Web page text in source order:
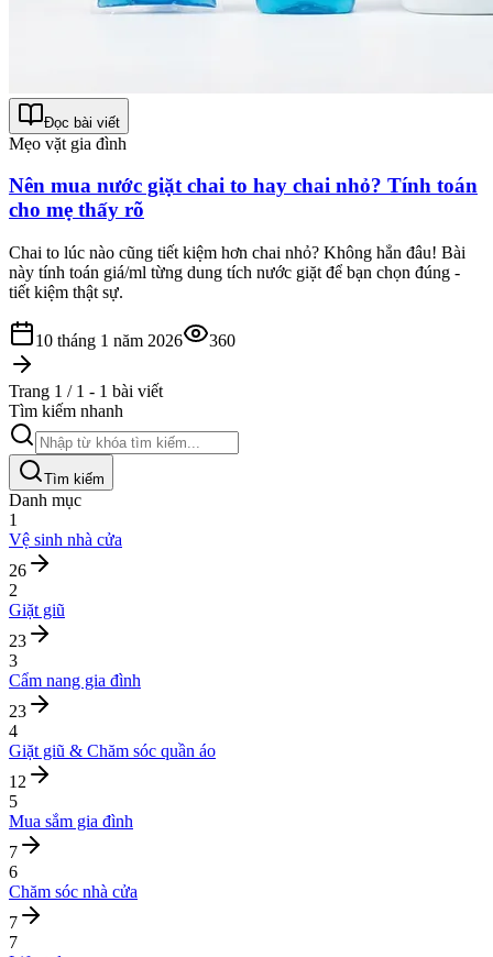
Đọc bài viết
Mẹo vặt gia đình
Nên mua nước giặt chai to hay chai nhỏ? Tính toán
cho mẹ thấy rõ
Chai to lúc nào cũng tiết kiệm hơn chai nhỏ? Không hẳn đâu! Bài
này tính toán giá/ml từng dung tích nước giặt để bạn chọn đúng -
tiết kiệm thật sự.
10 tháng 1 năm 2026 360
Trang 1 / 1 - 1 bài viết
Tìm kiếm nhanh
Tìm kiếm
Danh mục
1
Vệ sinh nhà cửa
26
2
Giặt giũ
23
3
Cẩm nang gia đình
23
4
Giặt giũ & Chăm sóc quần áo
12
5
Mua sắm gia đình
7
6
Chăm sóc nhà cửa
7
7